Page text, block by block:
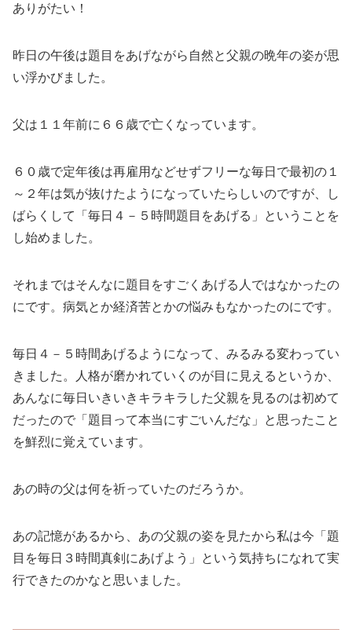
ありがたい！
昨日の午後は題目をあげながら自然と父親の晩年の姿が思
い浮かびました。
父は１１年前に６６歳で亡くなっています。
６０歳で定年後は再雇用などせずフリーな毎日で最初の１
～２年は気が抜けたようになっていたらしいのですが、し
ばらくして「毎日４－５時間題目をあげる」ということを
し始めました。
それまではそんなに題目をすごくあげる人ではなかったの
にです。病気とか経済苦とかの悩みもなかったのにです。
毎日４－５時間あげるようになって、みるみる変わってい
きました。人格が磨かれていくのが目に見えるというか、
あんなに毎日いきいきキラキラした父親を見るのは初めて
だったので「題目って本当にすごいんだな」と思ったこと
を鮮烈に覚えています。
あの時の父は何を祈っていたのだろうか。
あの記憶があるから、あの父親の姿を見たから私は今「題
目を毎日３時間真剣にあげよう」という気持ちになれて実
行できたのかなと思いました。